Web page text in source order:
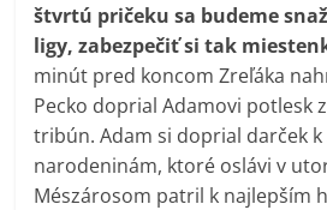
štvrtú pričeku sa budeme
ligy, zabezpečiť si tak
minút pred koncom Zreľáka
Pecko doprial Adamovi potlesk
tribún. Adam si doprial darček k
narodeninám, ktoré oslávi v
Mészárosom patril k najlepším